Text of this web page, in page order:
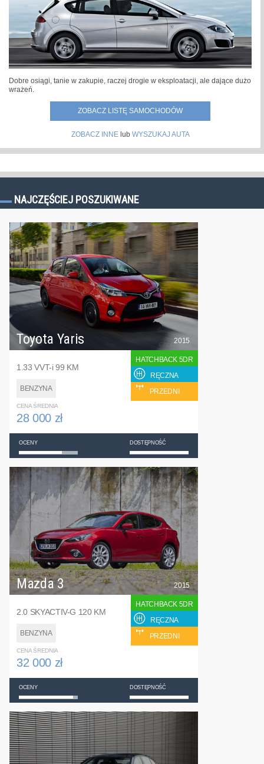
Dobre osiągi, tanie w zakupie, raczej drogie w eksploatacji, ale dające dużo
wrażeń.
ZOBACZ LISTĘ SAMOCHODÓW
ZOBACZ INNElub WYSZUKAJ AUTA
NAJCZĘŚCIEJ POSZUKIWANE
Toyota Yaris
1.33 VVT-i 99 KM
BENZYNA
2015
HATCHBACK 5DR
RĘCZNA
PRZEDNI
CENA ŚREDNIA
28 000 zł
OCENY DOSTĘPNOŚĆ
Mazda 3
2.0 SKYACTIV-G 120 KM
BENZYNA
2015
HATCHBACK 5DR
RĘCZNA
PRZEDNI
CENA ŚREDNIA
32 000 zł
OCENY DOSTĘPNOŚĆ